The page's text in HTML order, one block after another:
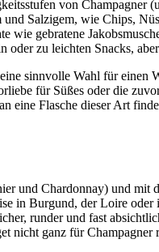
von Champagner
Salzigem, wie Chips,
gebratene
zu leichten Snacks,
sinnvolle Wahl für
für Süßes oder die
eine Flasche dieser Art
und Chardonnay) und mit
in Burgund, der Loire
runder und fast
nicht ganz für Champagner